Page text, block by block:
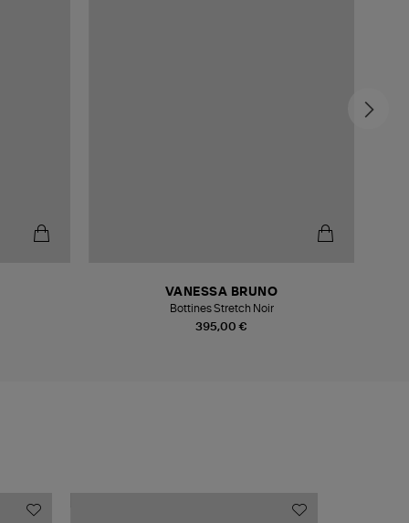
395,00 €
VANESSA BRUNO
Bottines Stretch Noir